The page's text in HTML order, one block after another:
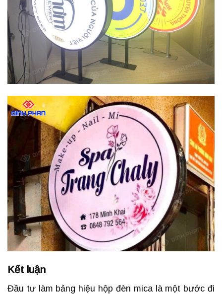
Kết luận
Đầu tư làm bảng hiệu hộp đèn mica là một bước đi